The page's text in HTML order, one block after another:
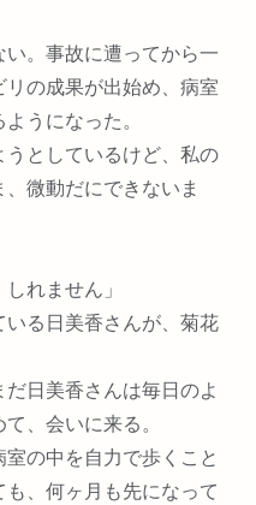
。事故に遭ってから一
の成果が出始め、病室
うになった。
としているけど、私の
微動だにできないま
れません」
る日美香さんが、菊花
日美香さんは毎日のよ
、会いに来る。
の中を自力で歩くこと
、何ヶ月も先になって